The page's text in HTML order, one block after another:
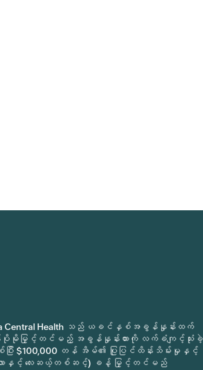
d/b/a Central Health သည် ယခင်နှစ်အခွန်နှုန်းထက်
မိုမြှင့်တင်မည့် အခွန်နှုန်းထားကို လက်ခံကျင့်သုံးခဲ့
$100,000 တန် အိမ်၏ ပြုပြင်ထိန်းသိမ်းမှုနှင့်
လာနှင့် လေးဆယ့်တစ်ဆင့်) ခန့် မြှင့်တင်မည်